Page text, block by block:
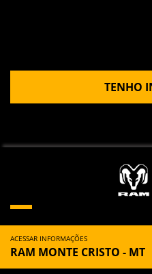
TENHO
ACESSAR INFORMAÇÕES
RAM MONTE CRISTO - MT